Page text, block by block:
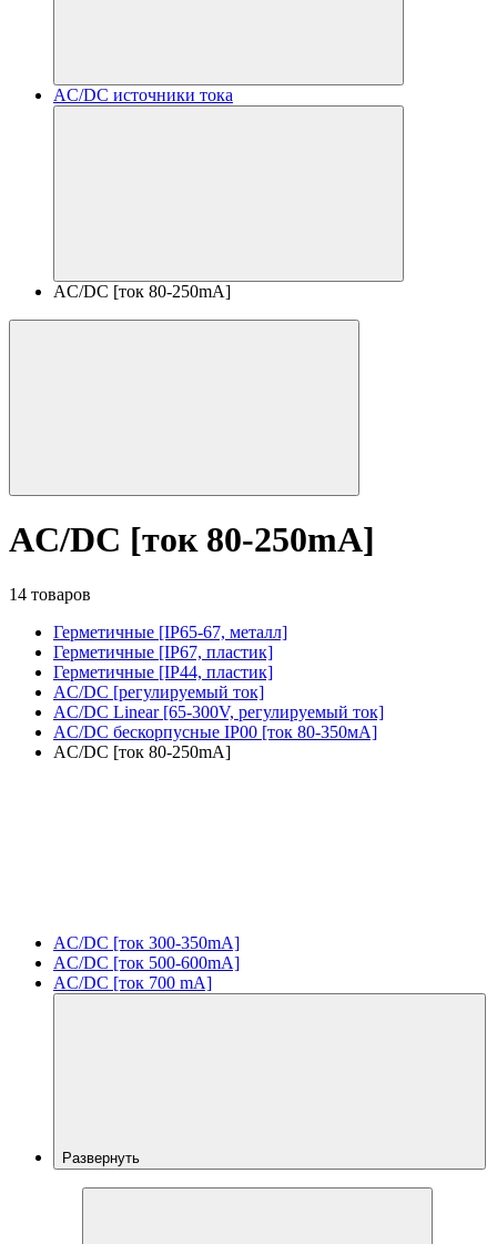
AC/DC источники тока
AC/DC [ток 80-250mA]
AC/DC [ток 80-250mA]
14 товаров
Герметичные [IP65-67, металл]
Герметичные [IP67, пластик]
Герметичные [IP44, пластик]
AC/DC [регулируемый ток]
AC/DC Linear [65-300V, регулируемый ток]
AC/DC бескорпусные IP00 [ток 80-350мА]
AC/DC [ток 80-250mA]
AC/DC [ток 300-350mA]
AC/DC [ток 500-600mA]
AC/DC [ток 700 mA]
Развернуть